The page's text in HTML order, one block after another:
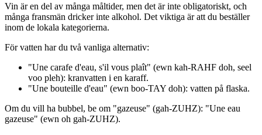
Vin är en del av många måltider, men det är inte obligatoriskt, och
många fransmän dricker inte alkohol. Det viktiga är att du beställer
inom de lokala kategorierna.
För vatten har du två vanliga alternativ:
"Une carafe d'eau, s'il vous plaît" (ewn kah-RAHF doh, seel
voo pleh): kranvatten i en karaff.
"Une bouteille d'eau" (ewn boo-TAY doh): vatten på flaska.
Om du vill ha bubbel, be om "gazeuse" (gah-ZUHZ): "Une eau
gazeuse" (ewn oh gah-ZUHZ).